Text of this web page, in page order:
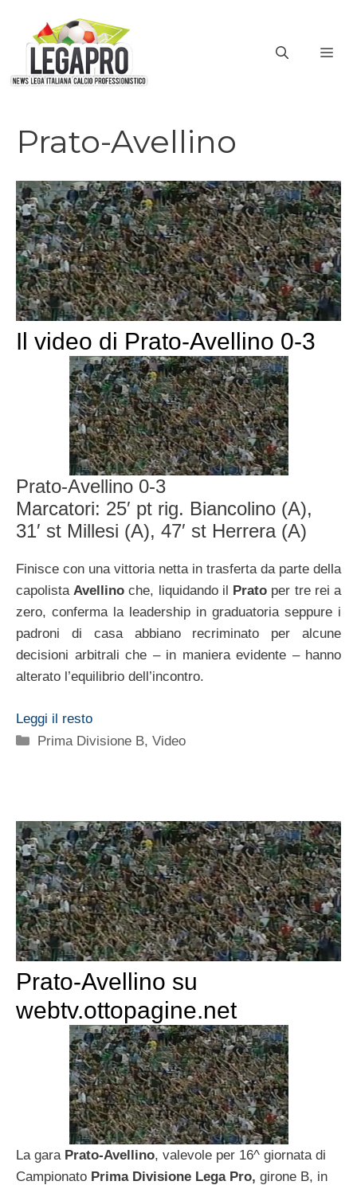
contenuto
Prato-Avellino
Il video di Prato-Avellino 0-3
Prato-Avellino 0-3
Marcatori: 25′ pt rig. Biancolino (A),
31′ st Millesi (A), 47′ st Herrera (A)
Finisce con una vittoria netta in trasferta da parte della
capolistaAvellino che, liquidando il Prato per tre rei a
zero, conferma la leadership in graduatoria seppure i
padroni di casa abbiano recriminato per alcune
decisioni arbitrali che – in maniera evidente – hanno
alterato l’equilibrio dell’incontro.
Leggi il resto
Categorie
Prima Divisione B,Video
Prato-Avellino su
webtv.ottopagine.net
La gara Prato-Avellino, valevole per 16^ giornata di
Campionato Prima Divisione Lega Pro, girone B, in